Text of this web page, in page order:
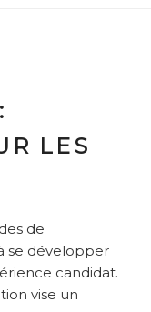
LES
de
se développer
candidat.
vise un